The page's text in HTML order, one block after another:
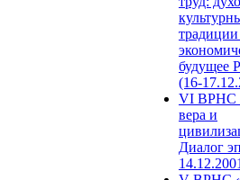
будущее
(16-
VI ВРНС
вера и
Диалог